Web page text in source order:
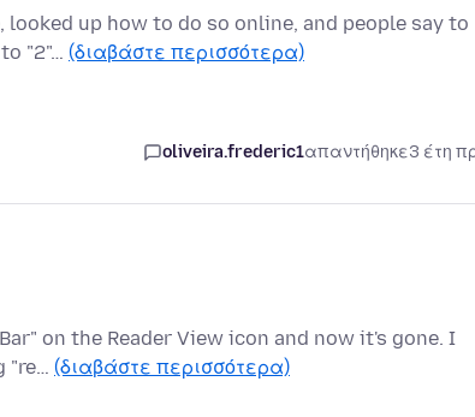
up how to do so online, and people say to
"2"… (διαβάστε περισσότερα)
oliveira.frederic1απαντήθηκε3 έτη
on the Reader View icon and now it's gone. I
"re… (διαβάστε περισσότερα)